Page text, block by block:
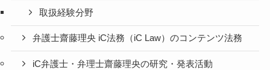
取扱経験分野
弁護士齋藤理央 iC法務（iC Law）のコンテンツ法務
iC弁護士・弁理士齋藤理央の研究・発表活動